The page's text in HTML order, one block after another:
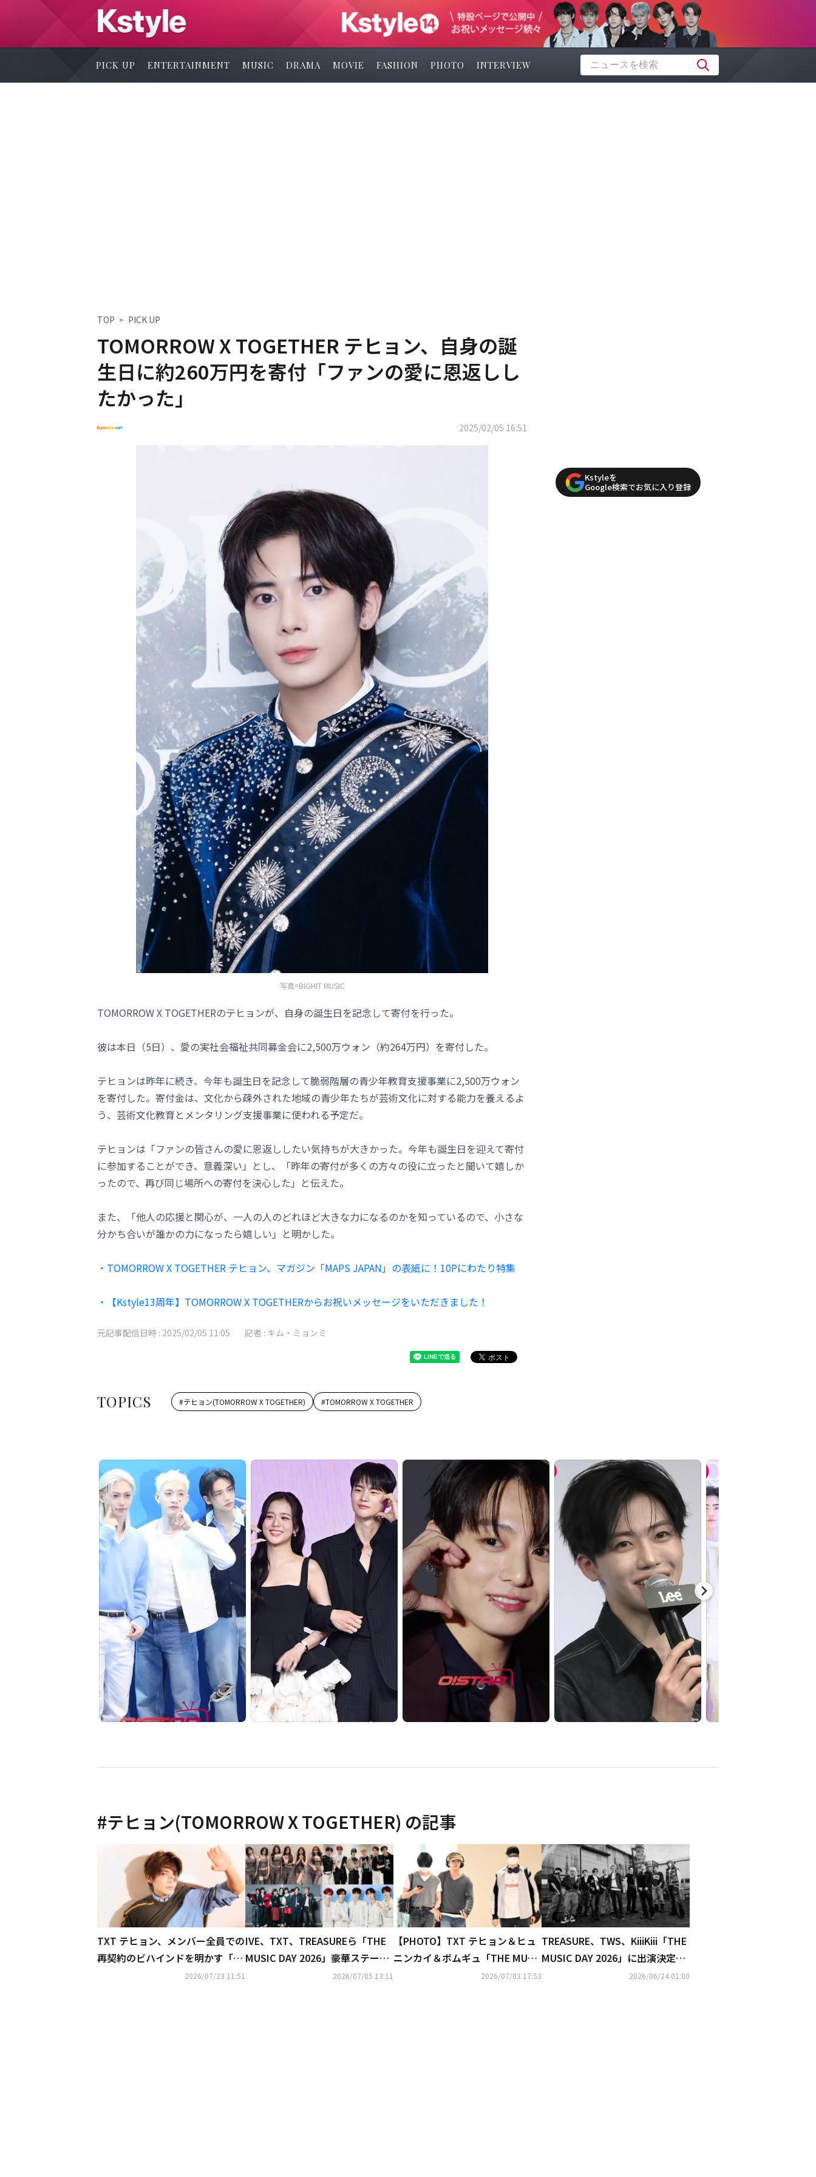
PICK UP ENTERTAINMENT MUSIC DRAMA MOVIE FASHION PHOTO INTERVIEW
TOP PICK UP
TOMORROW X TOGETHER テヒョン、自身の誕
生日に約260万円を寄付「ファンの愛に恩返しし
たかった」
2025/02/05 16:51
写真=BIGHIT MUSIC
TOMORROW X TOGETHERのテヒョンが、自身の誕生日を記念して寄付を行った。
彼は本日（5日）、愛の実社会福祉共同募金会に2,500万ウォン（約264万円）を寄付した。
テヒョンは昨年に続き、今年も誕生日を記念して脆弱階層の青少年教育支援事業に2,500万ウォン
を寄付した。寄付金は、文化から疎外された地域の青少年たちが芸術文化に対する能力を養えるよ
う、芸術文化教育とメンタリング支援事業に使われる予定だ。
テヒョンは「ファンの皆さんの愛に恩返ししたい気持ちが大きかった。今年も誕生日を迎えて寄付
に参加することができ、意義深い」とし、「昨年の寄付が多くの方々の役に立ったと聞いて嬉しか
ったので、再び同じ場所への寄付を決心した」と伝えた。
また、「他人の応援と関心が、一人の人のどれほど大きな力になるのかを知っているので、小さな
分かち合いが誰かの力になったら嬉しい」と明かした。
・TOMORROW X TOGETHER テヒョン、マガジン「MAPS JAPAN」の表紙に！10Pにわたり特集
・【Kstyle13周年】TOMORROW X TOGETHERからお祝いメッセージをいただきました！
元記事配信日時 : 2025/02/05 11:05 記者 : キム・ミョンミ
TOPICS #テヒョン(TOMORROW X TOGETHER) #TOMORROW X TOGETHER
Kstyleを
Google検索でお気に入り登録
#テヒョン(TOMORROW X TOGETHER) の記事
TXT テヒョン、メンバー全員での
再契約のビハインドを明かす「み
んなが同じ気持ちだった」2026/07/23 11:51
IVE、TXT、TREASUREら「THE
MUSIC DAY 2026」豪華ステージ
が話題…記念ショットも続々
2026/07/05 13:11
【PHOTO】TXT テヒョン＆ヒュ
ニンカイ＆ボムギュ「THE MUSI
C DAY 2026」出演のため日本
2026/07/03 17:53
TREASURE、TWS、KiiiKiii「THE
MUSIC DAY 2026」に出演決定！
TXTの3人は米津玄師のヒット曲
2026/06/24 01:00